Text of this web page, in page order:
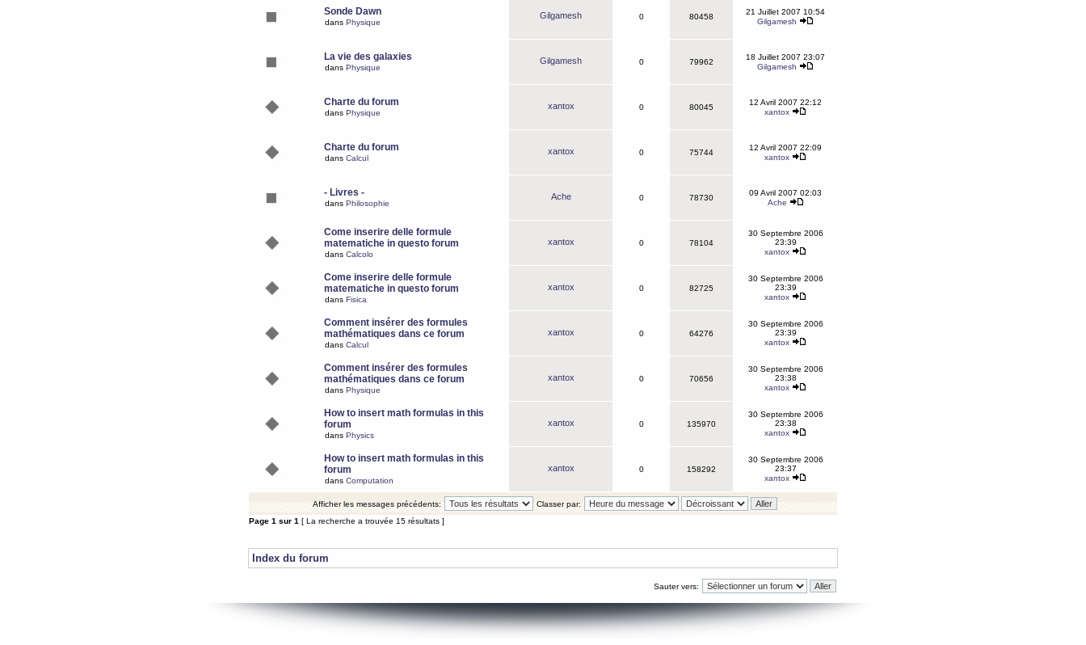
Sonde Dawn
dans Physique
Gilgamesh 0 80458
21 Juillet 2007 10:54
Gilgamesh
La vie des galaxies
dans Physique
Gilgamesh 0 79962
18 Juillet 2007 23:07
Gilgamesh
Charte du forum
dans Physique
xantox 0 80045
12 Avril 2007 22:12
xantox
Charte du forum
dans Calcul
xantox 0 75744
12 Avril 2007 22:09
xantox
- Livres -
dans Philosophie
Ache 0 78730
09 Avril 2007 02:03
Ache
Come inserire delle formule
matematiche in questo forum
dans Calcolo
xantox 0 78104
30 Septembre 2006
23:39
xantox
Come inserire delle formule
matematiche in questo forum
dans Fisica
xantox 0 82725
30 Septembre 2006
23:39
xantox
Comment insérer des formules
mathématiques dans ce forum
dans Calcul
xantox 0 64276
30 Septembre 2006
23:39
xantox
Comment insérer des formules
mathématiques dans ce forum
dans Physique
xantox 0 70656
30 Septembre 2006
23:38
xantox
How to insert math formulas in this
forum
dans Physics
xantox 0 135970
30 Septembre 2006
23:38
xantox
How to insert math formulas in this
forum
dans Computation
xantox 0 158292
30 Septembre 2006
23:37
xantox
Afficher les messages précédents:
Classer par:
Page 1 sur 1 [ La recherche a trouvée 15 résultats ]
Index du forum
Sauter vers: